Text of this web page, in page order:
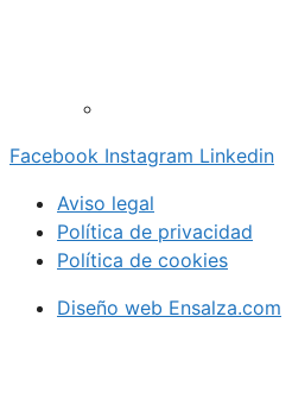
Facebook Instagram Linkedin
Aviso legal
Política de privacidad
Política de cookies
Diseño web Ensalza.com